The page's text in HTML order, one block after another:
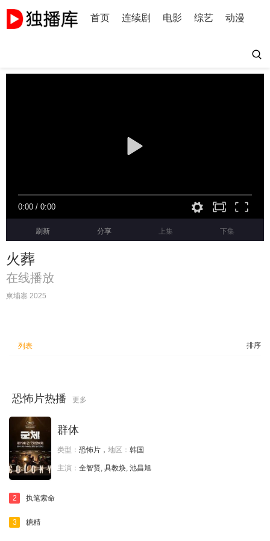
首页 连续剧 电影 综艺 动漫
0:00 / 0:00
刷新 分享 上集 下集
火葬
在线播放
柬埔寨 2025
排序
列表
恐怖片热播 更多
群体
类型： 恐怖片， 地区： 韩国
主演： 全智贤, 具教焕, 池昌旭
2 执笔索命
3 糖精